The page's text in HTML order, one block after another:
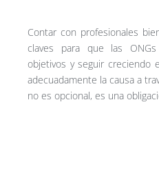
Contar con profesionales
claves para que las
objetivos y seguir creciendo
adecuadamente la causa a
no es opcional, es una